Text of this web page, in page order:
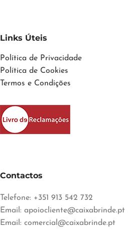
Links Úteis
Política de Privacidade
Política de Cookies
Termos e Condições
Contactos
Telefone: +351 913 542 732
Email: apoiocliente@caixabrinde.pt
Email: comercial@caixabrinde.pt